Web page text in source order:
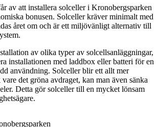
av att installera solceller i Kronobergsparken
bonusen. Solceller kräver minimalt med
året om och är ett miljövänligt alternativ till
av olika typer av solcellsanläggningar,
installationen med laddbox eller batteri för en
användning. Solceller blir ett allt mer
det gröna avdraget, kan man även sänka
Detta gör solceller till en mycket lönsam